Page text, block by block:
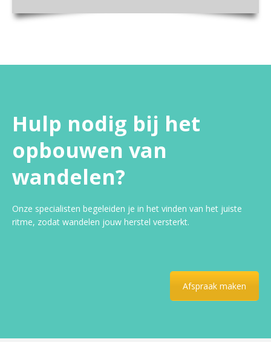
Hulp nodig bij het
opbouwen van
wandelen?
Onze specialisten begeleiden je in het vinden van het juiste
ritme, zodat wandelen jouw herstel versterkt.
Afspraak maken